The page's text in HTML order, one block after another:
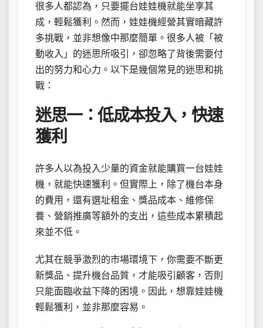
很多人都認為，只要擺台娃娃機就能坐享其
成，輕鬆獲利。然而，娃娃機經營其實暗藏許
多挑戰，並非想像中那麼簡單。很多人被「被
動收入」的迷思所吸引，卻忽略了背後需要付
出的努力和心力。以下是幾個常見的迷思和挑
戰：
迷思一：低成本投入，快速
獲利
許多人以為投入少量的資金就能購買一台娃娃
機，就能快速獲利。但實際上，除了機台本身
的費用，還有選址租金、獎品成本、維修保
養、營銷推廣等額外的支出，這些成本累積起
來並不低。
尤其在競爭激烈的市場環境下，你需要不斷更
新獎品、提升機台品質，才能吸引顧客，否則
只能面臨收益下降的困境。因此，想靠娃娃機
輕鬆獲利，並非那麼容易。